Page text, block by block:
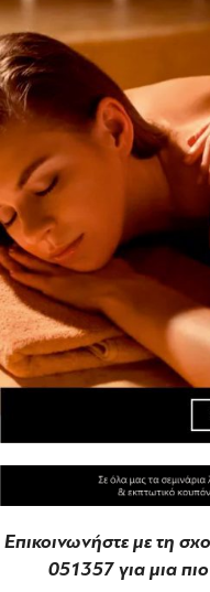
Επικοινωνήστε με τη
051357 για μια